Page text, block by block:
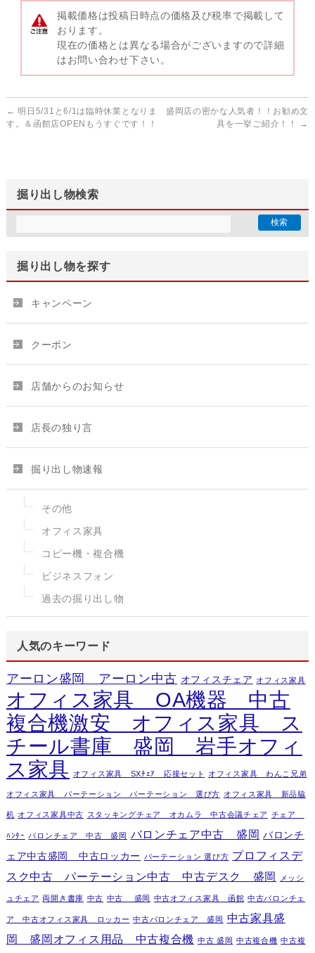
掲載価格は投稿日時点の価格及び税率で掲載して
おります。
現在の価格とは異なる場合がございますので詳細
はお問い合わせ下さい。
← 明日5/31と6/1は臨時休業となりま
す。＆函館店OPENもうすぐです！！
盛岡店の密かな人気者！！お勧め文
具を一挙ご紹介！！
→
掘り出し物検索
掘り出し物を探す
キャンペーン
クーポン
店舗からのお知らせ
店長の独り言
掘り出し物速報
その他
オフィス家具
コピー機・複合機
ビジネスフォン
過去の掘り出し物
人気のキーワード
アーロン盛岡 アーロン中古 オフィスチェア オフィス家具
オフィス家具 OA機器 中古
複合機激安 オフィス家具 ス
チール書庫 盛岡 岩手オフィ
ス家具
オフィス家具 SXﾁｪｱ 応接セット オフィス家具 わんこ兄弟
オフィス家具 パーテーション パーテーション 選び方 オフィス家具 新品脇
机 オフィス家具中古 スタッキングチェア オカムラ 中古会議チェア チェア
ﾊﾝﾀｰ バロンチェア 中古 盛岡 バロンチェア中古 盛岡 バロンチ
ェア中古盛岡 中古ロッカー
パーテーション 選び方 プロフィスデ
スク中古 パーテーション中古 中古デスク 盛岡
メッシ
ュチェア 両開き書庫 中古 中古 盛岡 中古オフィス家具 函館 中古バロンチェ
ア 中古オフィス家具 ロッカー 中古バロンチェア 盛岡 中古家具盛
岡 盛岡オフィス用品 中古複合機 中古 盛岡 中古複合機 中古複